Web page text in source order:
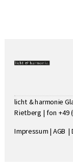
licht & harmonie
Rietberg | fon +49
Impressum | AGB |